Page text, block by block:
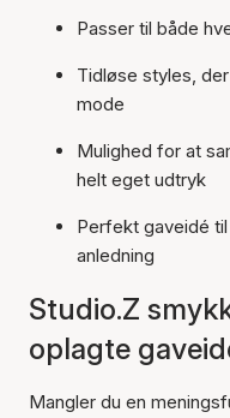
Passer til både
Tidløse styles,
mode
Mulighed for at
helt eget udtryk
Perfekt gaveidé
anledning
Studio.Z
oplagte
Mangler du en